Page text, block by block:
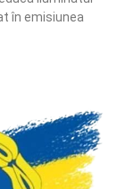
în emisiunea